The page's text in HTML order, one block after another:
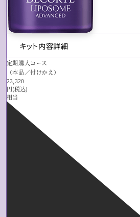
キット内容詳細
定期購入コース
（本品／付けかえ）
23,320
円(税込)
相当